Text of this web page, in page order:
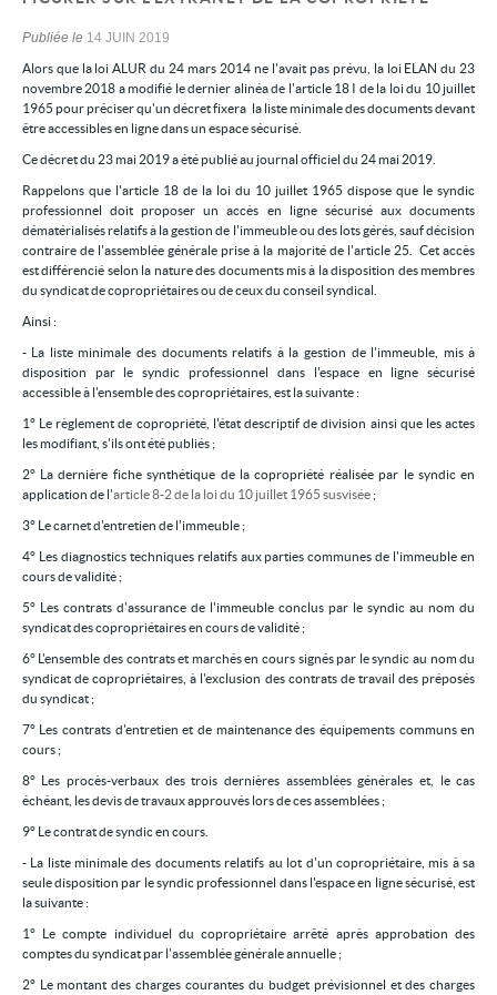
Publiée le 14 JUIN 2019
Alors que la loi ALUR du 24 mars 2014 ne l'avait pas prévu, la loi ELAN du 23
novembre 2018 a modifié le dernier alinéa de l'article 18 I de la loi du 10 juillet
1965 pour préciser qu'un décret fixera la liste minimale des documents devant
être accessibles en ligne dans un espace sécurisé.
Ce décret du 23 mai 2019 a été publié au journal officiel du 24 mai 2019.
Rappelons que l'article 18 de la loi du 10 juillet 1965 dispose que le syndic
professionnel doit proposer un accès en ligne sécurisé aux documents
dématérialisés relatifs à la gestion de l'immeuble ou des lots gérés, sauf décision
contraire de l'assemblée générale prise à la majorité de l'article 25. Cet accès
est différencié selon la nature des documents mis à la disposition des membres
du syndicat de copropriétaires ou de ceux du conseil syndical.
Ainsi :
- La liste minimale des documents relatifs à la gestion de l'immeuble, mis à
disposition par le syndic professionnel dans l'espace en ligne sécurisé
accessible à l'ensemble des copropriétaires, est la suivante :
1° Le règlement de copropriété, l'état descriptif de division ainsi que les actes
les modifiant, s'ils ont été publiés ;
2° La dernière fiche synthétique de la copropriété réalisée par le syndic en
application de l'article 8-2 de la loi du 10 juillet 1965 susvisée;
3° Le carnet d'entretien de l'immeuble ;
4° Les diagnostics techniques relatifs aux parties communes de l'immeuble en
cours de validité ;
5° Les contrats d'assurance de l'immeuble conclus par le syndic au nom du
syndicat des copropriétaires en cours de validité ;
6° L'ensemble des contrats et marchés en cours signés par le syndic au nom du
syndicat de copropriétaires, à l'exclusion des contrats de travail des préposés
du syndicat ;
7° Les contrats d'entretien et de maintenance des équipements communs en
cours ;
8° Les procès-verbaux des trois dernières assemblées générales et, le cas
échéant, les devis de travaux approuvés lors de ces assemblées ;
9° Le contrat de syndic en cours.
- La liste minimale des documents relatifs au lot d'un copropriétaire, mis à sa
seule disposition par le syndic professionnel dans l'espace en ligne sécurisé, est
la suivante :
1° Le compte individuel du copropriétaire arrêté après approbation des
comptes du syndicat par l'assemblée générale annuelle ;
2° Le montant des charges courantes du budget prévisionnel et des charges